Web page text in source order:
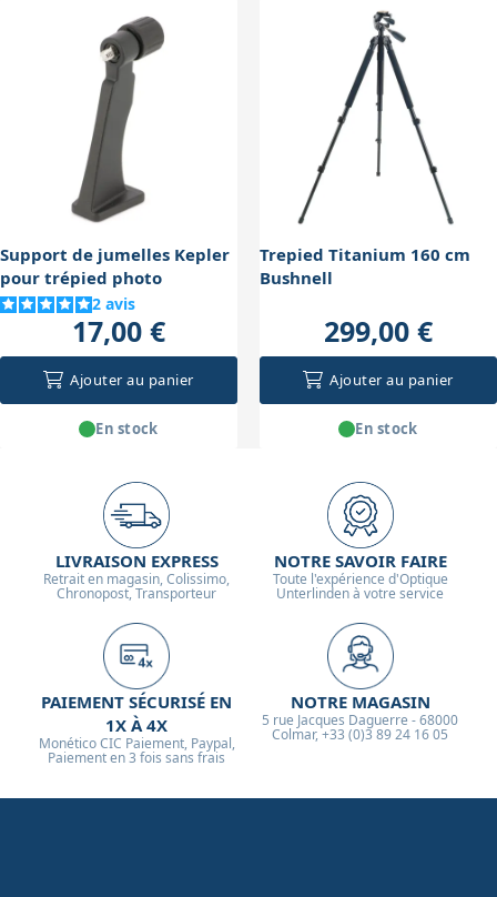
en netteté. Enfin, la mise au point manuelle nécessite
un réglage précis ; un mouvement trop rapide ou
imprécis peut entraîner une image floue temporaire.
lors d'observations prolongées ou en astronomie. La
stabilisation réduit la fatigue visuelle et permet
d'exploiter pleinement le grossissement 10x sans
tremblements. En astronomie, un trépied améliore
nettement le confort et la qualité d'observation, surtout
pour observer des objets faibles ou détaillés.
Support de jumelles Kepler
pour trépied photo
2 avis
17,00 €
Ajouter au panier
En stock
Trepied Titanium 160 cm
Bushnell
299,00 €
Ajouter au panier
En stock
LIVRAISON EXPRESS
Retrait en magasin, Colissimo,
Chronopost, Transporteur
NOTRE SAVOIR FAIRE
Toute l'expérience d'Optique
Unterlinden à votre service
PAIEMENT SÉCURISÉ EN
1X À 4X
Monético CIC Paiement, Paypal,
Paiement en 3 fois sans frais
NOTRE MAGASIN
5 rue Jacques Daguerre - 68000
Colmar, +33 (0)3 89 24 16 05